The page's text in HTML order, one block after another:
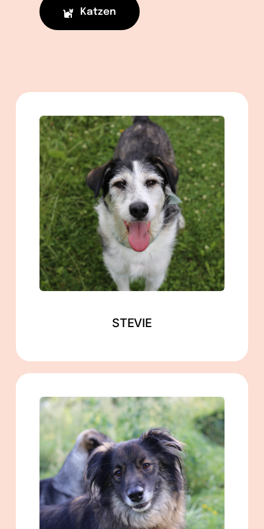
Katzen
männlich
geb. ca. 02/2020
ca. 57 cm
in Berlin
Mehr lesen
STEVIE
männlich
geb. ca. 11/2019
ca. 48 cm
in Zahna-Elster